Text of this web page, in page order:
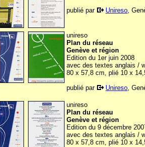
publié par
Unireso,
unireso
Plan du réseau
Genève et région
Edition du 1er juin 2008
avec des textes anglais /
80 x 57,8 cm, plié 10 x
publié par
Unireso,
unireso
Plan du réseau
Genève et région
Edition du 9 décembre
avec des textes anglais /
80 x 57,8 cm, plié 10 x